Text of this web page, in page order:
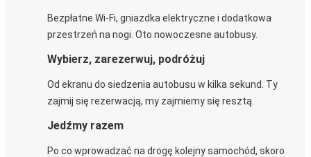
Bezpłatne Wi-Fi, gniazdka elektryczne i dodatkowa
przestrzeń na nogi. Oto nowoczesne autobusy.
Wybierz, zarezerwuj, podróżuj
Od ekranu do siedzenia autobusu w kilka sekund. Ty
zajmij się rezerwacją, my zajmiemy się resztą.
Jedźmy razem
Po co wprowadzać na drogę kolejny samochód, skoro